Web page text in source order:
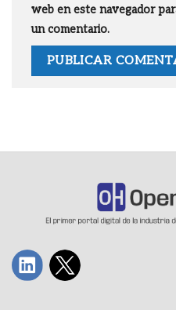
web en este navegador
un comentario.